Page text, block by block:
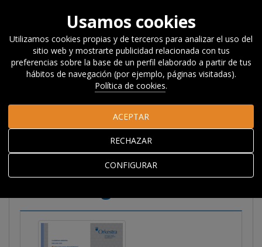
Investigación Publicaciones Informes
Cuadernos
Orkestra
Campeonas Ocultas vascas: líderes en nichos
internacionales con arraigo local
Campeonas Ocultas
vascas: líderes en
nichos internacionales
Usamos cookies
Utilizamos cookies propias y de terceros para analizar el uso del
sitio web y mostrarte publicidad relacionada con tus
preferencias sobre la base de un perfil elaborado a partir de tus
hábitos de navegación (por ejemplo, páginas visitadas).
Política de cookies.
CONFIGURAR
RECHAZAR
ACEPTAR